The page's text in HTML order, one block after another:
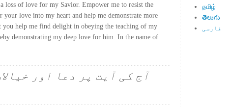
loss of love for my Savior. Empower me to resist the
love into my heart and help me demonstrate more
you help me find delight in obeying the teaching of my
demonstrating my deep love for him. In the name of
آج کی آیت پر دعا اور
தமிழ்
తెలుగు
فارسی